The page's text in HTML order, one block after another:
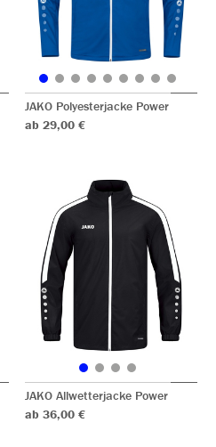
JAKO Polyesterjacke Power
ab 29,00 €
JAKO Allwetterjacke Power
ab 36,00 €